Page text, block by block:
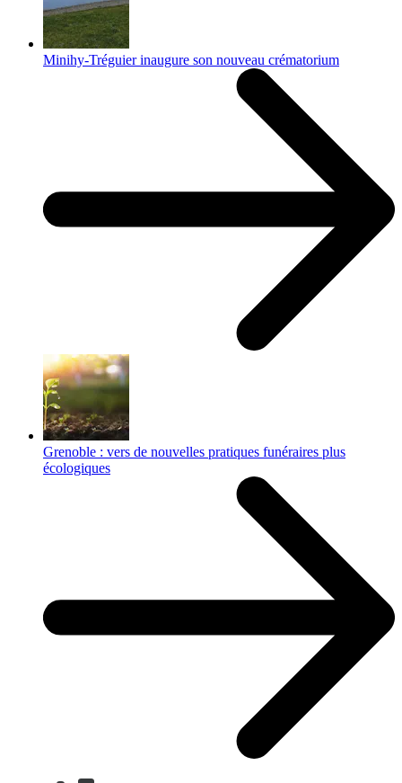
Minihy-Tréguier inaugure son nouveau crématorium
Grenoble : vers de nouvelles pratiques funéraires plus
écologiques